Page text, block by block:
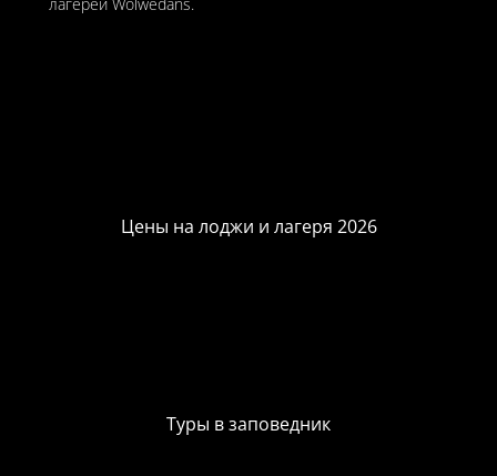
Цены на лоджи и лагеря 2026
Туры в заповедник